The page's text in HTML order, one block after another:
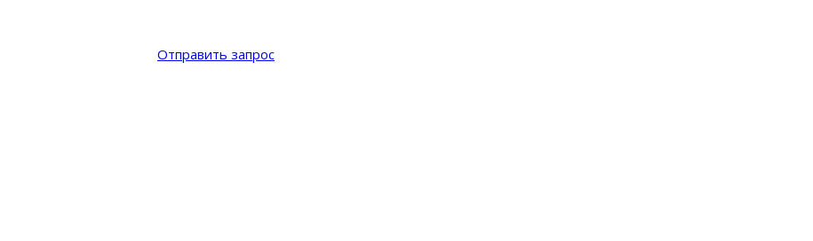
Отправить запрос